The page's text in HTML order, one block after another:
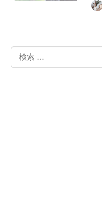
検